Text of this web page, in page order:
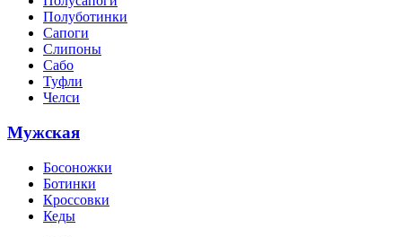
Полуботинки
Сапоги
Слипоны
Сабо
Туфли
Челси
Мужская
Босоножки
Ботинки
Кроссовки
Кеды